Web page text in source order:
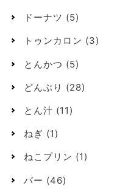
ドーナツ (5)
トゥンカロン (3)
とんかつ (5)
どんぶり (28)
とん汁 (11)
ねぎ (1)
ねこプリン (1)
バー (46)